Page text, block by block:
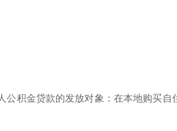
积金贷款的发放对象：在本地购买